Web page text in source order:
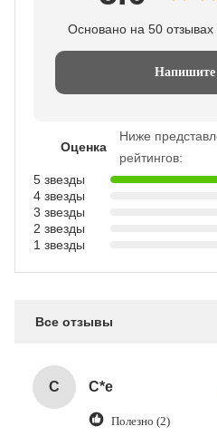
Основано на 50
Напишите
Оценка
Ниже
рейтингов:
5 звезды
4 звезды
3 звезды
2 звезды
1 звезды
Все отзывы
C C*e
Полезно (2)